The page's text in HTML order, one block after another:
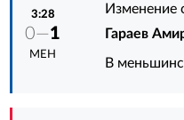
3:28
0—1
МЕН
Изменение
Гараев
В